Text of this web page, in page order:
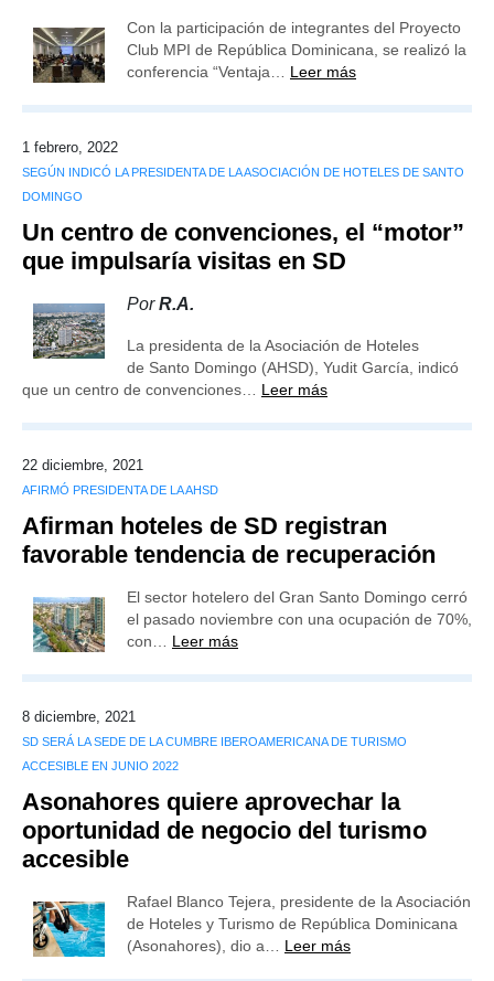
Con la participación de integrantes del Proyecto
Club MPI de República Dominicana, se realizó la
conferencia “Ventaja… Leer más
1 febrero, 2022
SEGÚN INDICÓ LA PRESIDENTA DE LA ASOCIACIÓN DE HOTELES DE SANTO
DOMINGO
Un centro de convenciones, el “motor”
que impulsaría visitas en SD
PorR.A.
La presidenta de la Asociación de Hoteles
de Santo Domingo (AHSD), Yudit García, indicó
que un centro de convenciones… Leer más
22 diciembre, 2021
AFIRMÓ PRESIDENTA DE LA AHSD
Afirman hoteles de SD registran
favorable tendencia de recuperación
El sector hotelero del Gran Santo Domingo cerró
el pasado noviembre con una ocupación de 70%,
con… Leer más
8 diciembre, 2021
SD SERÁ LA SEDE DE LA CUMBRE IBEROAMERICANA DE TURISMO
ACCESIBLE EN JUNIO 2022
Asonahores quiere aprovechar la
oportunidad de negocio del turismo
accesible
Rafael Blanco Tejera, presidente de la Asociación
de Hoteles y Turismo de República Dominicana
(Asonahores), dio a… Leer más